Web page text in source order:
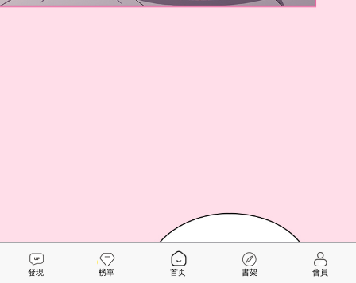
發現 榜單 首页 書架 會員